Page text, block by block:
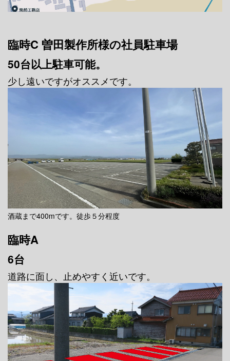
臨時C 曽田製作所様の社員駐車場
50台以上駐車可能。
少し遠いですがオススメです。
酒蔵まで400mです。徒歩５分程度
臨時A
6台
道路に面し、止めやすく近いです。